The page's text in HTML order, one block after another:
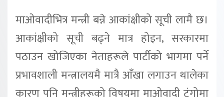
माओवादीभित्र मन्त्री बन्ने आकांक्षीको सूची लामै छ।
आकांक्षीको सूची बढ्ने मात्र होइन, सरकारमा
पठाउन खोजिएका नेताहरूले पार्टीको भागमा पर्ने
प्रभावशाली मन्त्रालयमै मात्रै आँखा लगाउन थालेका